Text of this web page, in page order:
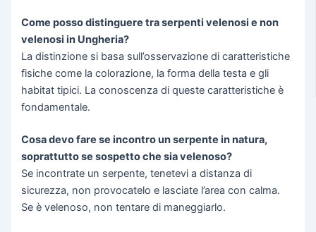
Come posso distinguere tra serpenti velenosi e non
velenosi in Ungheria?
La distinzione si basa sull’osservazione di caratteristiche
fisiche come la colorazione, la forma della testa e gli
habitat tipici. La conoscenza di queste caratteristiche è
fondamentale.
Cosa devo fare se incontro un serpente in natura,
soprattutto se sospetto che sia velenoso?
Se incontrate un serpente, tenetevi a distanza di
sicurezza, non provocatelo e lasciate l’area con calma.
Se è velenoso, non tentare di maneggiarlo.